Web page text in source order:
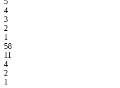
4
3
2
1
58
11
4
2
1